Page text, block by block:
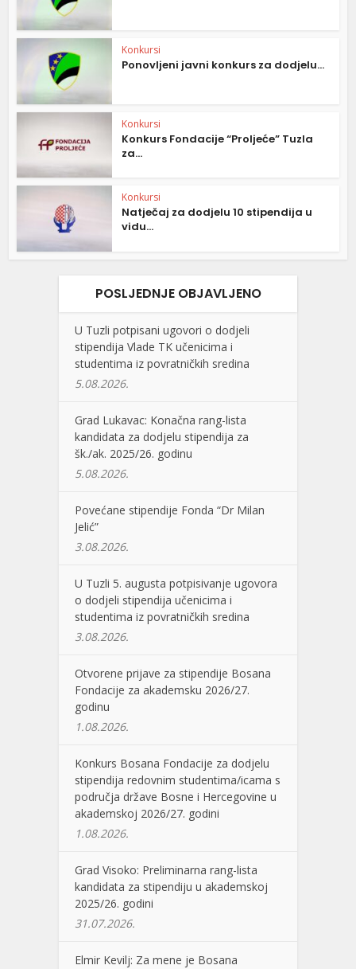
Konkursi
Ponovljeni javni konkurs za dodjelu...
Konkursi
Konkurs Fondacije “Proljeće” Tuzla
za...
Konkursi
Natječaj za dodjelu 10 stipendija u
vidu...
POSLJEDNJE OBJAVLJENO
U Tuzli potpisani ugovori o dodjeli
stipendija Vlade TK učenicima i
studentima iz povratničkih sredina
5.08.2026.
Grad Lukavac: Konačna rang-lista
kandidata za dodjelu stipendija za
šk./ak. 2025/26. godinu
5.08.2026.
Povećane stipendije Fonda “Dr Milan
Jelić”
3.08.2026.
U Tuzli 5. augusta potpisivanje ugovora
o dodjeli stipendija učenicima i
studentima iz povratničkih sredina
3.08.2026.
Otvorene prijave za stipendije Bosana
Fondacije za akademsku 2026/27.
godinu
1.08.2026.
Konkurs Bosana Fondacije za dodjelu
stipendija redovnim studentima/icama s
područja države Bosne i Hercegovine u
akademskoj 2026/27. godini
1.08.2026.
Grad Visoko: Preliminarna rang-lista
kandidata za stipendiju u akademskoj
2025/26. godini
31.07.2026.
Elmir Kevilj: Za mene je Bosana